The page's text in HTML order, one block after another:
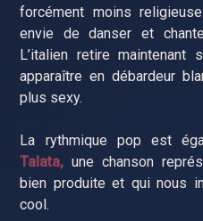
forcément moins
envie de danser et
L’italien retire maintenant
apparaître en débardeur
plus sexy.
La rythmique pop est
Talata, une chanson
bien produite et qui nous
cool.